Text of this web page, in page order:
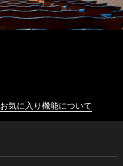
お気に入り機能について